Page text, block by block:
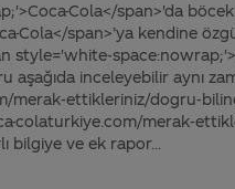
Cola</span>'da
Cola</span>’ya kendine
style='white-
aşağıda inceleyebilir aynı
merak-ettikleriniz/dogru-
colaturkiye.com/merak-
bilgiye ve ek rapor...